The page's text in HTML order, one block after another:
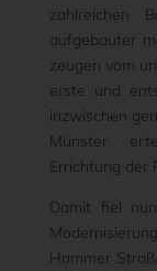
zahlreichen
aufgebauter
zeugen vom
erste und
inzwischen
Münster
Errichtung der
Damit fiel
Hammer